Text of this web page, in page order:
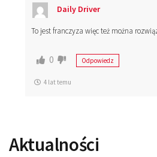
Daily Driver
To jest franczyza więc też można
0 Odpowiedz
4 lat temu
Aktualności